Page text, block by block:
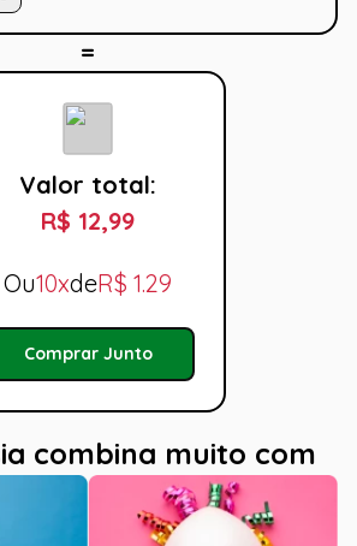
Valor total:
R$ 12,99
Ou10xdeR$ 1.29
Comprar Junto
combina muito com